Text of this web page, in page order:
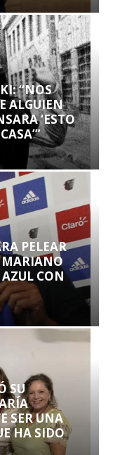
“NOS
ALGUIEN
‘ESTO
PELEAR
MARIANO
AZUL CON
SU
SER UNA
HA SIDO